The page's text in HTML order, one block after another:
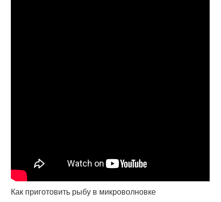
Как приготовить рыбу в микроволновке